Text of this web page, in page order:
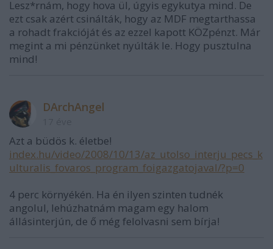
Lesz*rnám, hogy hova ül, úgyis egykutya mind. De
ezt csak azért csinálták, hogy az MDF megtarthassa
a rohadt frakcióját és az ezzel kapott KÖZpénzt. Már
megint a mi pénzünket nyúlták le. Hogy pusztulna
mind!
DArchAngel
Azt a büdös k. életbe!
index.hu/video/2008/10/13/az_utolso_interju_pecs_k
ulturalis_fovaros_program_foigazgatojaval/?p=0
4 perc környékén. Ha én ilyen szinten tudnék
angolul, lehúzhatnám magam egy halom
állásinterjún, de ő még felolvasni sem bírja!